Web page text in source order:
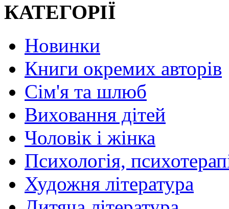
КАТЕГОРІЇ
Новинки
Книги окремих авторів
Сім'я та шлюб
Виховання дітей
Чоловік і жінка
Психологія,
Художня література